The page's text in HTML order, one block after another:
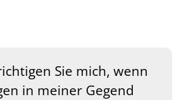
Sie mich, wenn
in meiner Gegend